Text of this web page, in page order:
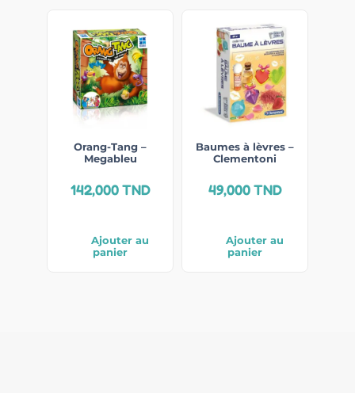
Orang-Tang –
Megableu
142,000TND
Ajouter au
panier
Baumes à lèvres –
Clementoni
49,000TND
Ajouter au
panier